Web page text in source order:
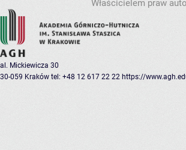
Właścicielem praw
al. Mickiewicza 30
30-059 Kraków tel: +48 12 617 22 22 https://